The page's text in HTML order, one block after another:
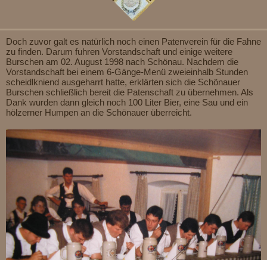
Doch zuvor galt es natürlich noch einen Patenverein für die Fahne
zu finden. Darum fuhren Vorstandschaft und einige weitere
Burschen am 02. August 1998 nach Schönau. Nachdem die
Vorstandschaft bei einem 6-Gänge-Menü zweieinhalb Stunden
scheidlkniend ausgeharrt hatte, erklärten sich die Schönauer
Burschen schließlich bereit die Patenschaft zu übernehmen. Als
Dank wurden dann gleich noch 100 Liter Bier, eine Sau und ein
hölzerner Humpen an die Schönauer überreicht.